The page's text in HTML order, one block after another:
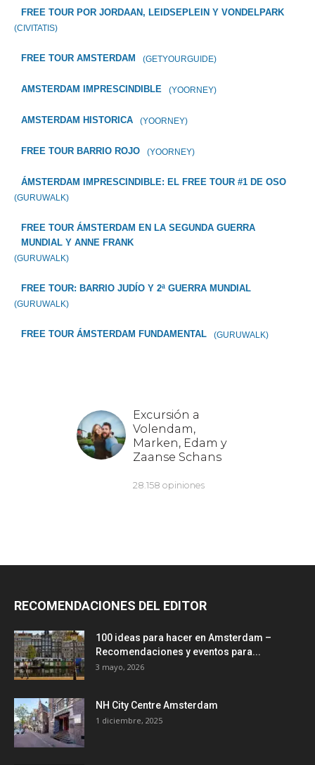
FREE TOUR POR JORDAAN, LEIDSEPLEIN Y VONDELPARK
(CIVITATIS)
FREE TOUR AMSTERDAM (GETYOURGUIDE)
AMSTERDAM IMPRESCINDIBLE (YOORNEY)
AMSTERDAM HISTORICA (YOORNEY)
FREE TOUR BARRIO ROJO (YOORNEY)
ÁMSTERDAM IMPRESCINDIBLE: EL FREE TOUR #1 DE OSO
(GURUWALK)
FREE TOUR ÁMSTERDAM EN LA SEGUNDA GUERRA
MUNDIAL Y ANNE FRANK
(GURUWALK)
FREE TOUR: BARRIO JUDÍO Y 2ª GUERRA MUNDIAL
(GURUWALK)
FREE TOUR ÁMSTERDAM FUNDAMENTAL (GURUWALK)
RECOMENDACIONES DEL EDITOR
100 ideas para hacer en Amsterdam –
Recomendaciones y eventos para...
3 mayo, 2026
NH City Centre Amsterdam
1 diciembre, 2025